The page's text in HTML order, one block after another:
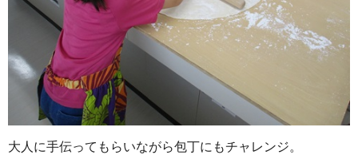
大人に手伝ってもらいながら包丁にもチャレンジ。